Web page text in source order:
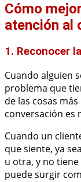
Cómo
atención al
1. Reconocer
Cuando alguien
problema que
de las cosas
conversación es
Cuando un
que siente, ya
u otra, y no
puede surgir